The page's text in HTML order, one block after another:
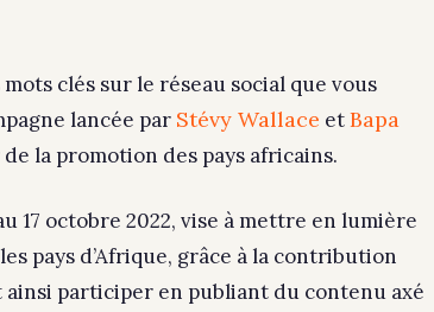
clés sur le réseau social que vous
lancée par Stévy Wallace etBapa
la promotion des pays africains.
17 octobre 2022, vise à mettre en lumière
pays d’Afrique, grâce à la contribution
participer en publiant du contenu axé